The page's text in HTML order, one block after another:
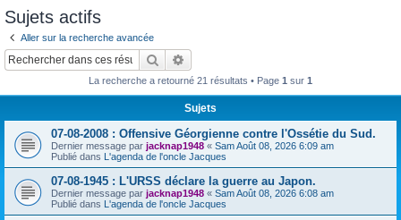
Sujets actifs
Aller sur la recherche avancée
Rechercher
La recherche a retourné 21 résultats • Page 1 sur 1
Sujets
07-08-2008 : Offensive Géorgienne contre l'Ossétie du Sud.
Dernier message par jacknap1948 « Sam Août 08, 2026 6:09 am
Publié dans L'agenda de l'oncle Jacques
07-08-1945 : L'URSS déclare la guerre au Japon.
Dernier message par jacknap1948 « Sam Août 08, 2026 6:08 am
Publié dans L'agenda de l'oncle Jacques